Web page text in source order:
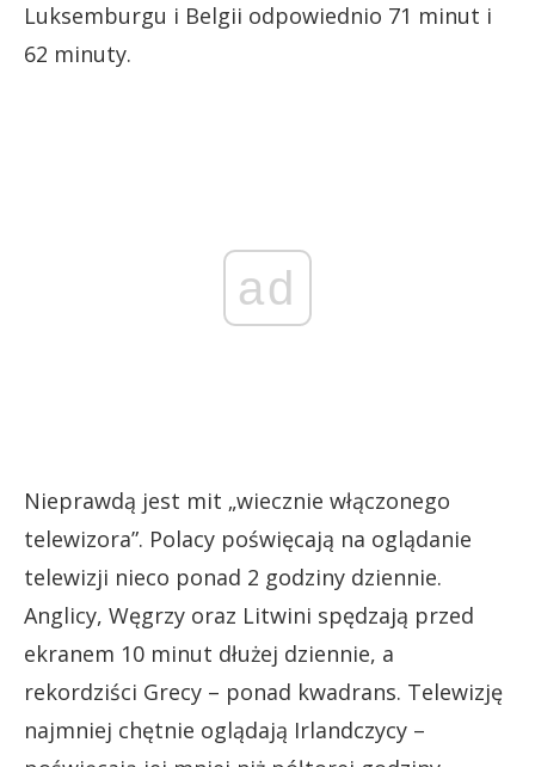
Luksemburgu i Belgii odpowiednio 71 minut i
62 minuty.
ad
Nieprawdą jest mit „wiecznie włączonego
telewizora”. Polacy poświęcają na oglądanie
telewizji nieco ponad 2 godziny dziennie.
Anglicy, Węgrzy oraz Litwini spędzają przed
ekranem 10 minut dłużej dziennie, a
rekordziści Grecy – ponad kwadrans. Telewizję
najmniej chętnie oglądają Irlandczycy –